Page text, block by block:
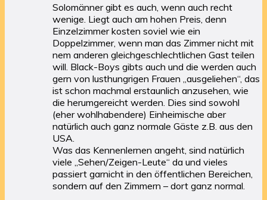
Solomänner gibt es auch, wenn auch recht
wenige. Liegt auch am hohen Preis, denn
Einzelzimmer kosten soviel wie ein
Doppelzimmer, wenn man das Zimmer nicht mit
nem anderen gleichgeschlechtlichen Gast teilen
will. Black-Boys gibts auch und die werden auch
gern von lusthungrigen Frauen „ausgeliehen“, das
ist schon machmal erstaunlich anzusehen, wie
die herumgereicht werden. Dies sind sowohl
(eher wohlhabendere) Einheimische aber
natürlich auch ganz normale Gäste z.B. aus den
USA.
Was das Kennenlernen angeht, sind natürlich
viele „Sehen/Zeigen-Leute“ da und vieles
passiert garnicht in den öffentlichen Bereichen,
sondern auf den Zimmern – dort ganz normal.